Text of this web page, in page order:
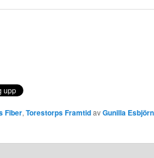
Fiber, Torestorps FramtidavGunilla